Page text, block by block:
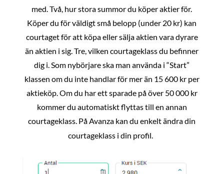
med. Två, hur stora summor du köper aktier för.
Köper du för väldigt små belopp (under 20 kr) kan
courtaget för att köpa eller sälja aktien vara dyrare
än aktien i sig. Tre, vilken courtageklass du befinner
dig i. Som nybörjare ska man använda i “Start”
klassen om du inte handlar för mer än 15 600 kr per
aktieköp. Om du har ett sparade på över 50 000 kr
kommer du automatiskt flyttas till en annan
courtageklass. På Avanza kan du enkelt ändra din
courtageklass i din profil.